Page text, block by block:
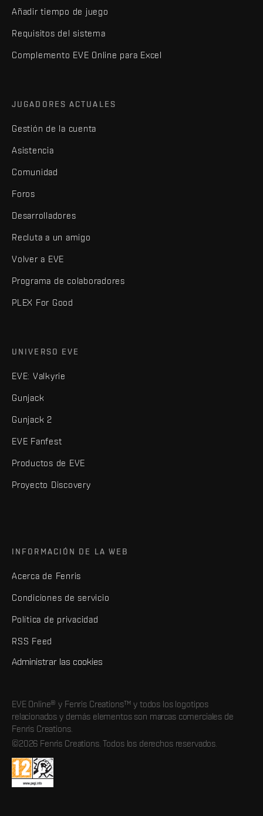
Añadir tiempo de juego
Requisitos del sistema
Complemento EVE Online para Excel
JUGADORES ACTUALES
Gestión de la cuenta
Asistencia
Comunidad
Foros
Desarrolladores
Recluta a un amigo
Volver a EVE
Programa de colaboradores
PLEX For Good
UNIVERSO EVE
EVE: Valkyrie
Gunjack
Gunjack 2
EVE Fanfest
Productos de EVE
Proyecto Discovery
INFORMACIÓN DE LA WEB
Acerca de Fenris
Condiciones de servicio
Política de privacidad
RSS Feed
Administrar las cookies
EVE Online® y Fenris Creations™ y todos los logotipos
relacionados y demás elementos son marcas comerciales de
Fenris Creations.
©2026 Fenris Creations. Todos los derechos reservados.